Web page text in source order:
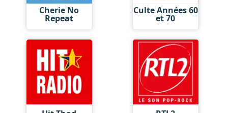
Cherie No
Repeat
Culte Années 60
et 70